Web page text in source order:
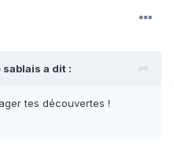
a dit :
tes découvertes !